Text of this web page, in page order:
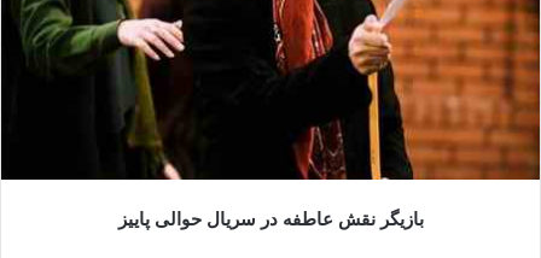
بازیگر نقش عاطفه در سریال حوالی پاییز